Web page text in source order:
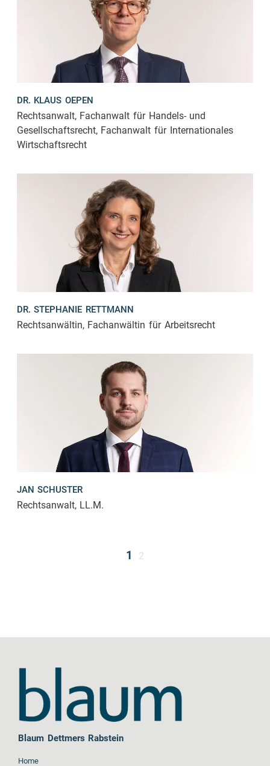
DR. KLAUS OEPEN
Rechtsanwalt, Fachanwalt für Handels- und
Gesellschaftsrecht, Fachanwalt für Internationales
Wirtschaftsrecht
DR. STEPHANIE RETTMANN
Rechtsanwältin, Fachanwältin für Arbeitsrecht
JAN SCHUSTER
Rechtsanwalt, LL.M.
1 2
Blaum Dettmers Rabstein
Home